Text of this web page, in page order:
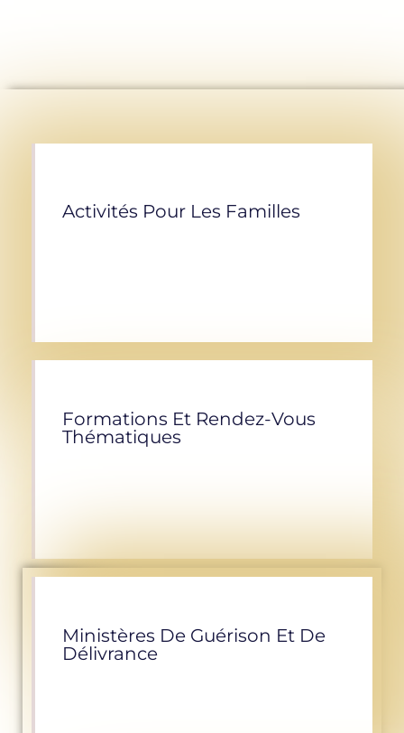
Activités Pour Les Familles
Formations Et Rendez-Vous
Thématiques
Ministères De Guérison Et De
Délivrance